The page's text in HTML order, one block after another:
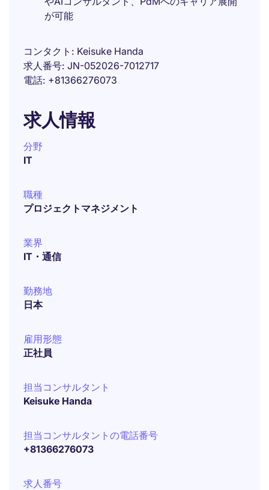
が可能
コンタクト
Keisuke Handa
求人番号 JN-052026-7012717
電話 +81366276073
求人情報
分野
IT
職種
プロジェクトマネジメント
業界
IT・通信
勤務地
日本
雇用形態
正社員
担当コンサルタント
Keisuke Handa
担当コンサルタントの電話番号
+81366276073
求人番号